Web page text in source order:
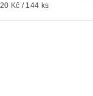
Kč / 144 ks